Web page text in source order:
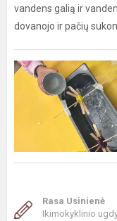
vandens galią ir
dovanojo ir pačių
Rasa Usinienė
Ikimokyklinio